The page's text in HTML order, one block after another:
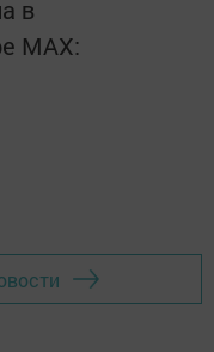
в
MАХ: